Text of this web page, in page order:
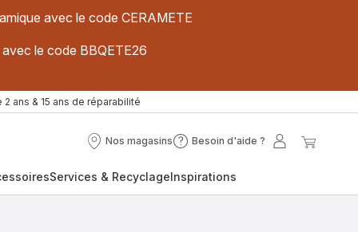
avec le code CERAMETE
le code BBQETE26
2 ans & 15 ans de réparabilité
Nos magasins
Nos
Besoin d'aide ?
Besoin
?
Mon
Services & RecyclageInspirations